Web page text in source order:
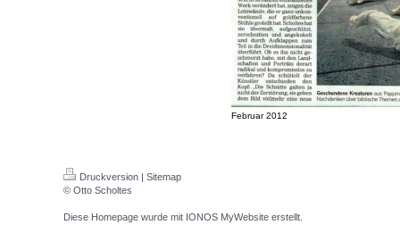
Februar 2012
Druckversion | Sitemap
© Otto Scholtes
Diese Homepage wurde mit IONOS MyWebsite erstellt.